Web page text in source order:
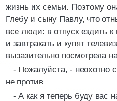
жизнь их семьи. Поэтому
Глебу и сыну Павлу, что
все люди: в отпуск ездить
и завтракать и купят
выразительно посмотрела
- Пожалуйста, - неохотно
не против.
- А как я теперь буду вас